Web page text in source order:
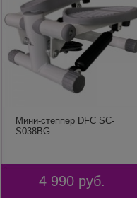
Мини-степпер DFC SC-
S038BG
4 990 руб.